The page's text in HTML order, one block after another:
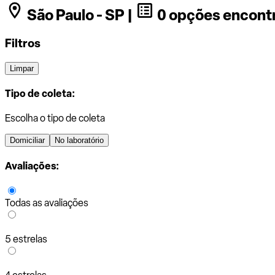
São Paulo - SP |
0 opções
Filtros
Limpar
Tipo de coleta:
Escolha o tipo de coleta
Domiciliar No laboratório
Avaliações:
Todas as avaliações
5 estrelas